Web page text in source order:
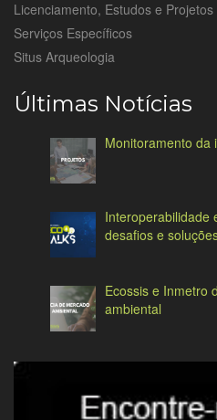
Licenciamento, Estudos e
Serviços Específicos
Situs Arqueologia
Últimas Notícias
Monitoramento da
Interoperabilidade
desafios e
Ecossis e Inmetro
ambiental